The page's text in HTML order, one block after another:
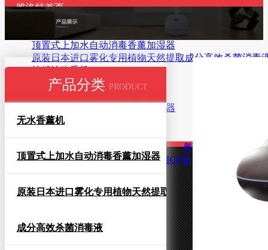
雅洛特首页
无水香薰机
顶置式上加水自动消毒香薰加湿器
原装日本进口雾化专用植物天然提取成分高效杀菌消毒
纯精油吹香机
USB超声波香薰机
智能触屏蓝牙音乐遥控香薰加湿器
配件
用途
合作伙伴
新闻中心
公司动态
产品分类 PRODUCT
无水香薰机
顶置式上加水自动消毒香薰加湿器
原装日本进口雾化专用植物天然提取
成分高效杀菌消毒液
粤
ICP备